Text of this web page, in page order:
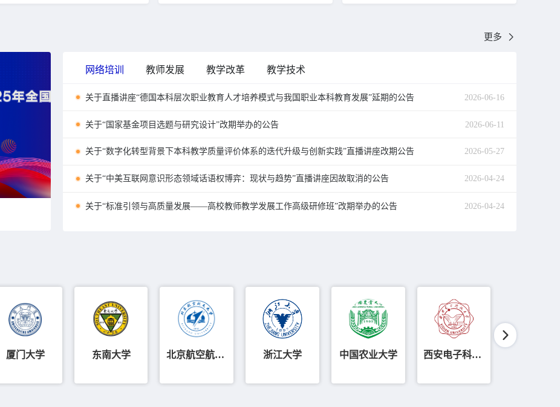
更多
网络培训 教师发展 教学改革 教学技术
关于直播讲座“德国本科层次职业教育人才培养模式与我国职业本科教育发展”延期的公告 2026-06-16
关于“国家基金项目选题与研究设计”改期举办的公告 2026-06-11
关于“数字化转型背景下本科教学质量评价体系的迭代升级与创新实践”直播讲座改期公告 2026-05-27
关于“中美互联网意识形态领域话语权博弈：‌现状与趋势”直播讲座因故取消的公告 2026-04-24
关于“标准引领与高质量发展——高校教师教学发展工作高级研修班”改期举办的公告 2026-04-24
厦门大学 东南大学 北京航空航天大学 浙江大学 中国农业大学 西安电子科技大学